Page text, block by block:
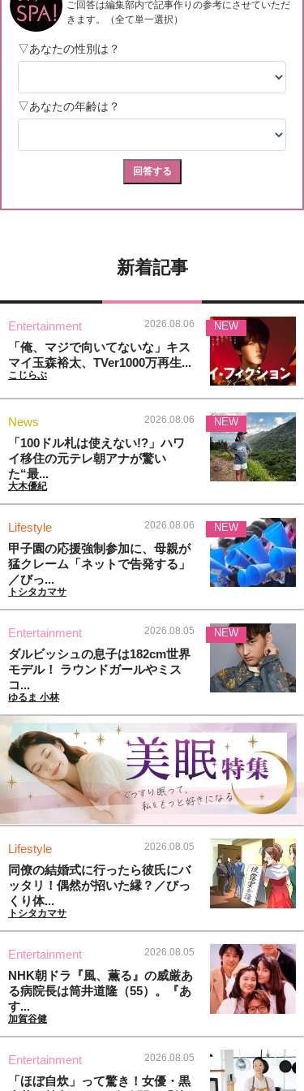
新着記事
Entertainment 2026.08.06
「俺、マジで向いてないな」キス
マイ玉森裕太、TVer1000万再生...
こじらぶ
NEW
News 2026.08.06
「100ドル札は使えない!?」ハワ
イ移住の元テレ朝アナが驚い
た“最...
大木優紀
NEW
Lifestyle 2026.08.06
甲子園の応援強制参加に、母親が
猛クレーム「ネットで告発する」
／びっ...
トシタカマサ
NEW
Entertainment 2026.08.05
ダルビッシュの息子は182cm世界
モデル！ ラウンドガールやミス
コ...
ゆるま 小林
NEW
Lifestyle 2026.08.05
同僚の結婚式に行ったら彼氏にバ
ッタリ！偶然が招いた縁？／びっ
くり体...
トシタカマサ
Entertainment 2026.08.05
NHK朝ドラ『風、薫る』の威厳あ
る病院長は筒井道隆（55）。『あ
す...
加賀谷健
Entertainment 2026.08.05
「ほぼ自炊」って驚き！女優・黒